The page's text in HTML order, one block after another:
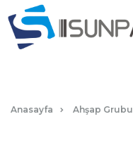
Anasayfa Ahşap Grubu